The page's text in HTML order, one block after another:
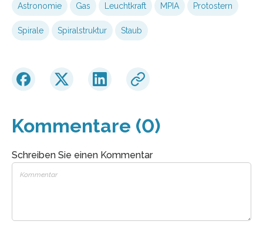
Astronomie Gas Leuchtkraft MPIA Protostern
Spirale Spiralstruktur Staub
Kommentare (0)
Schreiben Sie einen Kommentar